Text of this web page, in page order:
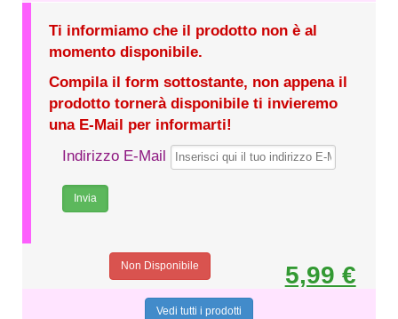
Ti informiamo che il prodotto non è al
momento disponibile.
Compila il form sottostante, non appena il
prodotto tornerà disponibile ti invieremo
una E-Mail per informarti!
Indirizzo E-Mail
5,99 €
Non Disponibile
Vedi tutti i prodotti